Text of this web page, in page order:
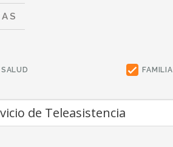
SALUD FAMILIA